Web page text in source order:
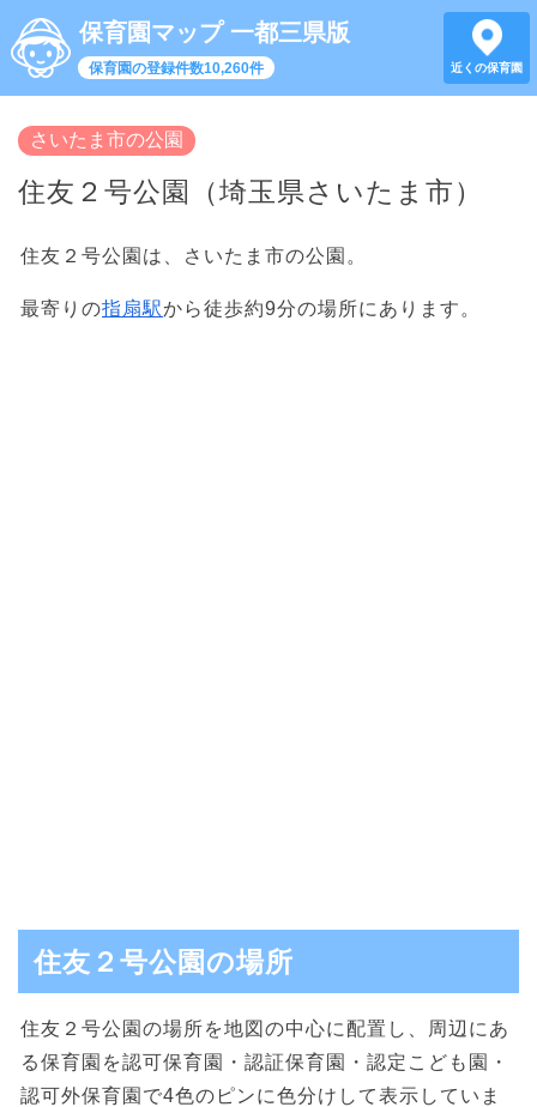
保育園マップ 一都三県版
保育園の登録件数10,260件 近くの保育園
さいたま市の公園
住友２号公園（埼玉県さいたま市）
住友２号公園は、さいたま市の公園。
最寄りの指扇駅から徒歩約9分の場所にあります。
住友２号公園の場所
住友２号公園の場所を地図の中心に配置し、周辺にあ
る保育園を認可保育園・認証保育園・認定こども園・
認可外保育園で4色のピンに色分けして表示していま